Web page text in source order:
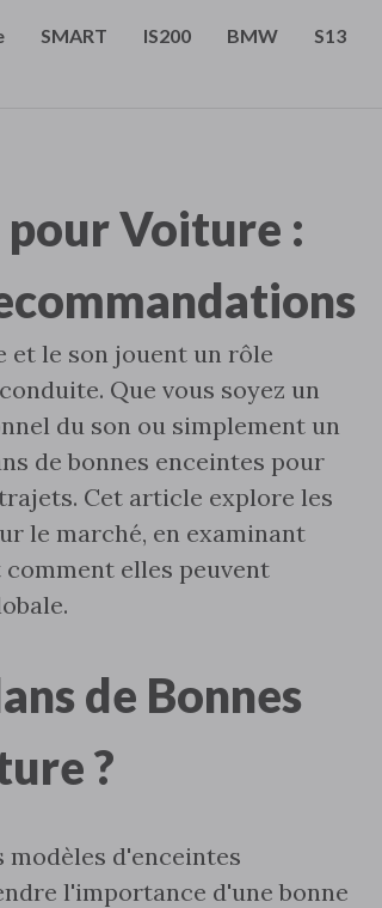
SMART IS200 BMW S13
Voiture :
et le son jouent un rôle
Que vous soyez un
du son ou simplement un
de bonnes enceintes pour
Cet article explore les
le marché‚ en examinant
elles peuvent
de Bonnes
?
d'enceintes
l'importance d'une bonne